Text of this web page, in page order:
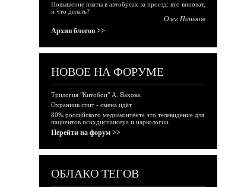
Повышение платы в автобусах за проезд: кто виноват,
и что делать?
Олег Паньков
Архив блогов >>
НОВОЕ НА ФОРУМЕ
Трилогия "Китобои" А. Вахова.
Охранник спит - смена идёт
80% российского медиаконтента это телевидение для
пациентов психдиспансера и наркологии.
Перейти на форум >>
ОБЛАКО ТЕГОВ